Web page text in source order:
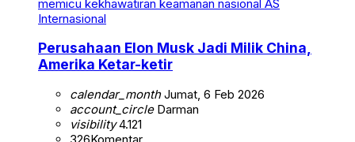
Internasional
Perusahaan Elon Musk Jadi Milik China,
Amerika Ketar-ketir
calendar_monthJumat, 6 Feb 2026
account_circleDarman
visibility4.121
326Komentar